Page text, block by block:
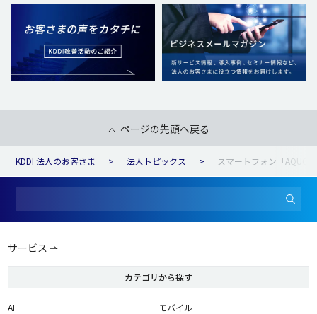
ページの先頭へ戻る
KDDI 法人のお客さま 法人トピックス スマートフォン「
サービス
カテゴリから探す
AI
モバイル